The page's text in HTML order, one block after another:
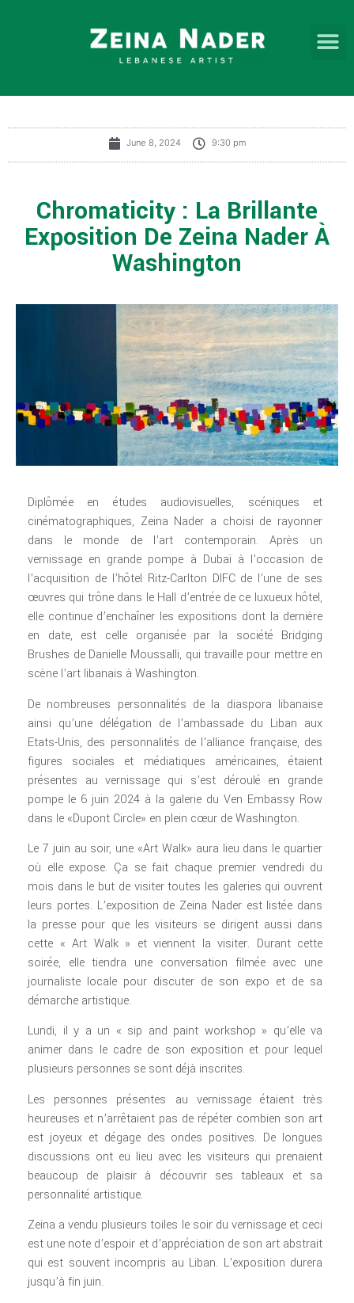
June 8, 2024 9:30 pm
Chromaticity : La Brillante
Exposition De Zeina Nader À
Washington
Diplômée en études audiovisuelles, scéniques et
cinématographiques, Zeina Nader a choisi de rayonner
dans le monde de l’art contemporain. Après un
vernissage en grande pompe à Dubaï à l’occasion de
l’acquisition de l’hôtel Ritz-Carlton DIFC de l’une de ses
œuvres qui trône dans le Hall d’entrée de ce luxueux hôtel,
elle continue d’enchaîner les expositions dont la dernière
en date, est celle organisée par la société Bridging
Brushes de Danielle Moussalli, qui travaille pour mettre en
scène l’art libanais à Washington.
De nombreuses personnalités de la diaspora libanaise
ainsi qu’une délégation de l’ambassade du Liban aux
Etats-Unis, des personnalités de l’alliance française, des
figures sociales et médiatiques américaines, étaient
présentes au vernissage qui s’est déroulé en grande
pompe le 6 juin 2024 à la galerie du Ven Embassy Row
dans le «Dupont Circle» en plein cœur de Washington.
Le 7 juin au soir, une «Art Walk» aura lieu dans le quartier
où elle expose. Ça se fait chaque premier vendredi du
mois dans le but de visiter toutes les galeries qui ouvrent
leurs portes. L’exposition de Zeina Nader est listée dans
la presse pour que les visiteurs se dirigent aussi dans
cette « Art Walk » et viennent la visiter. Durant cette
soirée, elle tiendra une conversation filmée avec une
journaliste locale pour discuter de son expo et de sa
démarche artistique.
Lundi, il y a un « sip and paint workshop » qu’elle va
animer dans le cadre de son exposition et pour lequel
plusieurs personnes se sont déjà inscrites.
Les personnes présentes au vernissage étaient très
heureuses et n’arrêtaient pas de répéter combien son art
est joyeux et dégage des ondes positives. De longues
discussions ont eu lieu avec les visiteurs qui prenaient
beaucoup de plaisir à découvrir ses tableaux et sa
personnalité artistique.
Zeina a vendu plusieurs toiles le soir du vernissage et ceci
est une note d’espoir et d’appréciation de son art abstrait
qui est souvent incompris au Liban. L’exposition durera
jusqu’à fin juin.